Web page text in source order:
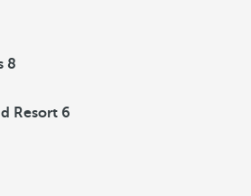
8
Resort 6